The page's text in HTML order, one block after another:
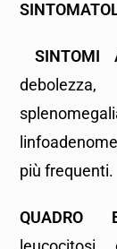
SINTOMI
più frequenti.
QUADRO